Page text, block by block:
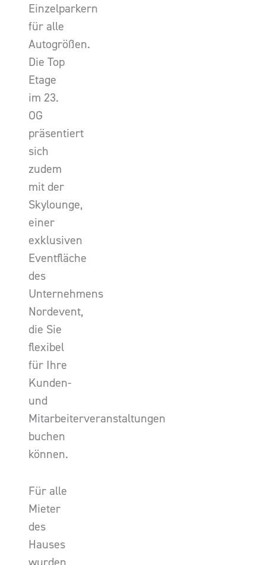
Einzelparkern
für alle
Autogrößen.
Die Top
Etage
im 23.
OG
präsentiert
sich
zudem
mit der
Skylounge,
einer
exklusiven
Eventfläche
des
Unternehmens
Nordevent,
die Sie
flexibel
für Ihre
Kunden-
und
Mitarbeiterveranstaltungen
buchen
können.
Für alle
Mieter
des
Hauses